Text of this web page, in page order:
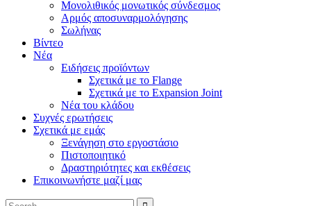
Μονολιθικός μονωτικός σύνδεσμος
Αρμός αποσυναρμολόγησης
Σωλήνας
Βίντεο
Νέα
Ειδήσεις προϊόντων
Σχετικά με το Flange
Σχετικά με το Expansion Joint
Νέα του κλάδου
Συχνές ερωτήσεις
Σχετικά με εμάς
Ξενάγηση στο εργοστάσιο
Πιστοποιητικό
Δραστηριότητες και εκθέσεις
Επικοινωνήστε μαζί μας